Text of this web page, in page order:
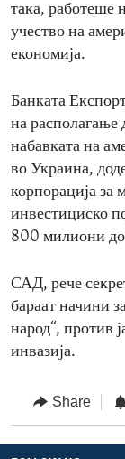
така, работеше
учество на
економија.
Банката
на располагање
набавката на
во Украина,
корпорација за
инвестициско
800 милиони
САД, рече
бараат начини
народ“, против
инвазија.
Share